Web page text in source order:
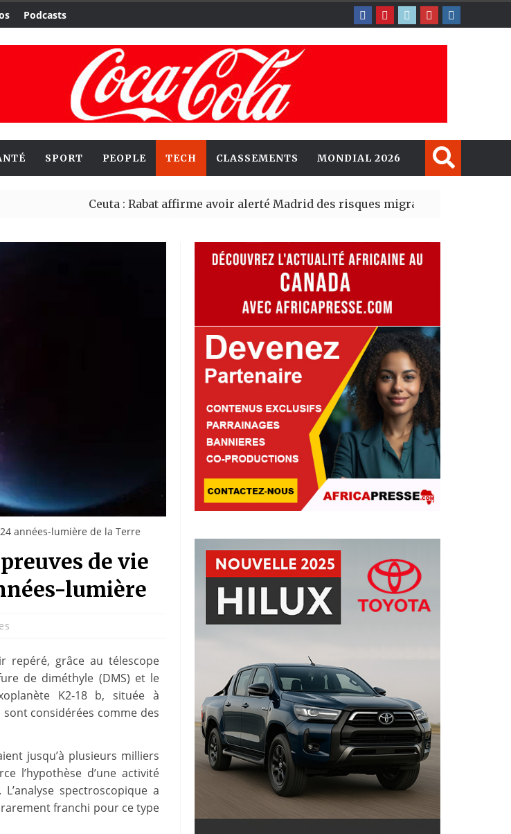
Podcasts
SPORT PEOPLE TECH CLASSEMENTS MONDIAL 2026
Ceuta : Rabat affirme avoir alerté Madrid des risques migratoires dès juillet
années-lumière de la Terre
de vie
lumière
repéré, grâce au télescope
de diméthyle (DMS) et le
K2‑18 b, située à
considérées comme des
jusqu’à plusieurs milliers
l’hypothèse d’une activité
spectroscopique a
franchi pour ce type